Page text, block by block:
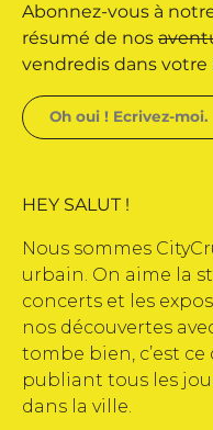
par
Abonnez-vous à
résumé de nos
vendredis dans votre
HEY SALUT !
Nous sommes
urbain. On aime la
concerts et les
nos découvertes
tombe bien, c’est ce
publiant tous les
dans la ville.